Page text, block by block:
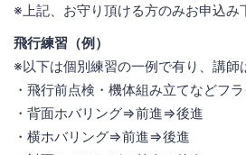
※上記、お守り頂ける方のみお申込み
飛行練習（例）
※以下は個別練習の一例で有り、講師
・飛行前点検・機体組み立てなどフ
・背面ホバリング⇒前進⇒後進
・横ホバリング⇒前進⇒後進